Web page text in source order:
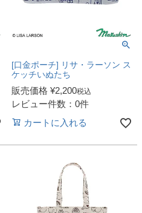
[口金ポーチ] リサ・ラーソン ス
ケッチいぬたち
販売価格 ¥2,200税込
レビュー件数：0件
カートに入れる